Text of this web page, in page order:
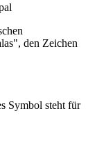
den Zeichen
Symbol steht für